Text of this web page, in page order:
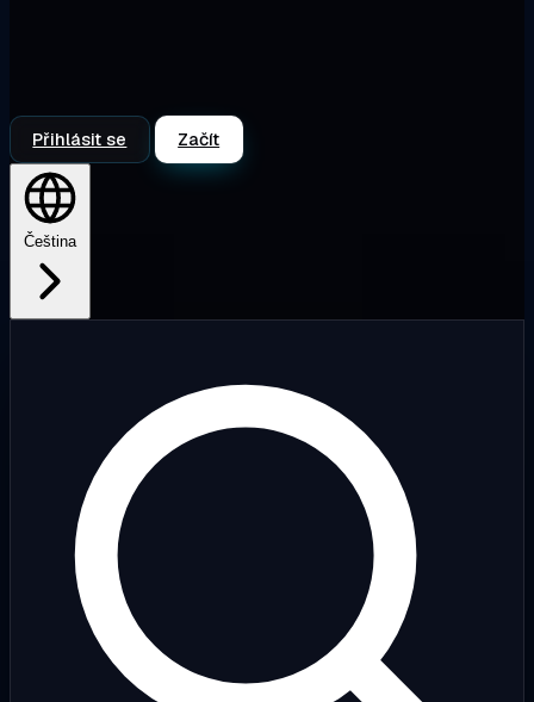
Přihlásit se Začít
Čeština